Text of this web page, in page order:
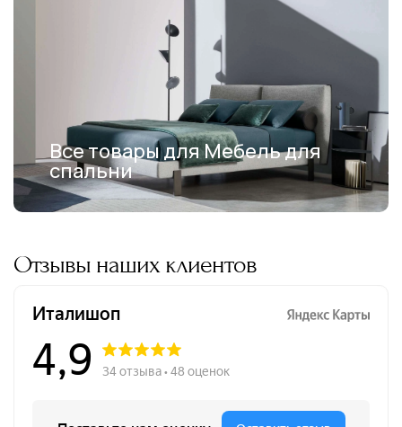
Все товары для Мебель для
спальни
Отзывы наших клиентов